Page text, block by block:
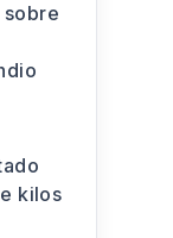
sobre
kilos